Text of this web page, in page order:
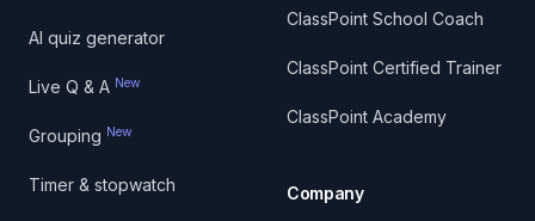
AI quiz generator
Live Q & A New
Grouping New
Timer & stopwatch
ClassPoint School Coach
ClassPoint Certified Trainer
ClassPoint Academy
Company